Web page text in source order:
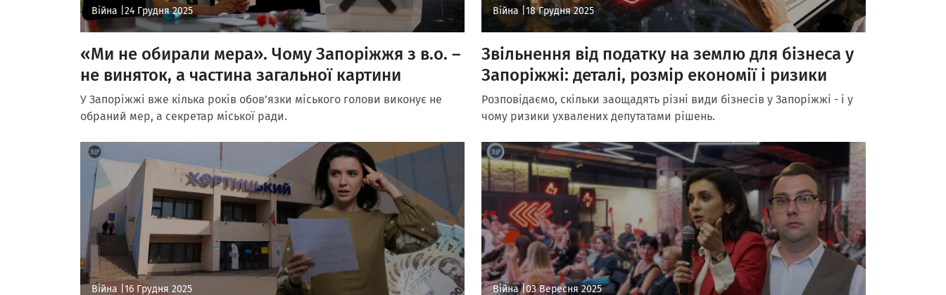
Війна | 24 Грудня 2025
«Ми не обирали мера». Чому Запоріжжя з в.о. –
не виняток, а частина загальної картини
У Запоріжжі вже кілька років обов’язки міського голови виконує не
обраний мер, а секретар міської ради.
Війна | 18 Грудня 2025
Звільнення від податку на землю для бізнеса у
Запоріжжі: деталі, розмір економії і ризики
Розповідаємо, скільки заощадять різні види бізнесів у Запоріжжі - і у
чому ризики ухвалених депутатами рішень.
Війна | 16 Грудня 2025 Війна |03 Вересня 2025